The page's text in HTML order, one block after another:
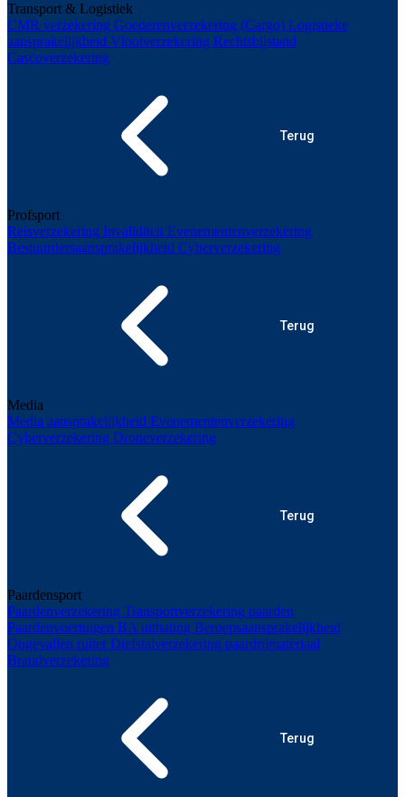
Transport & Logistiek
CMR verzekering Goederenverzekering (Cargo) Logistieke
aansprakelijkheid Vlootverzekering Rechtsbijstand
Cascoverzekering
Terug
Profsport
Reisverzekering Invaliditeit Evenementenverzekering
Bestuurdersaansprakelijkheid Cyberverzekering
Terug
Media
Media aansprakelijkheid Evenementenverzekering
Cyberverzekering Droneverzekering
Terug
Paardensport
Paardenverzekering Transportverzekering paarden
Paardenvoertuigen BA uitbating Beroepsaansprakelijkheid
Ongevallen ruiterDiefstalverzekering paardrijmateriaal
Brandverzekering
Terug